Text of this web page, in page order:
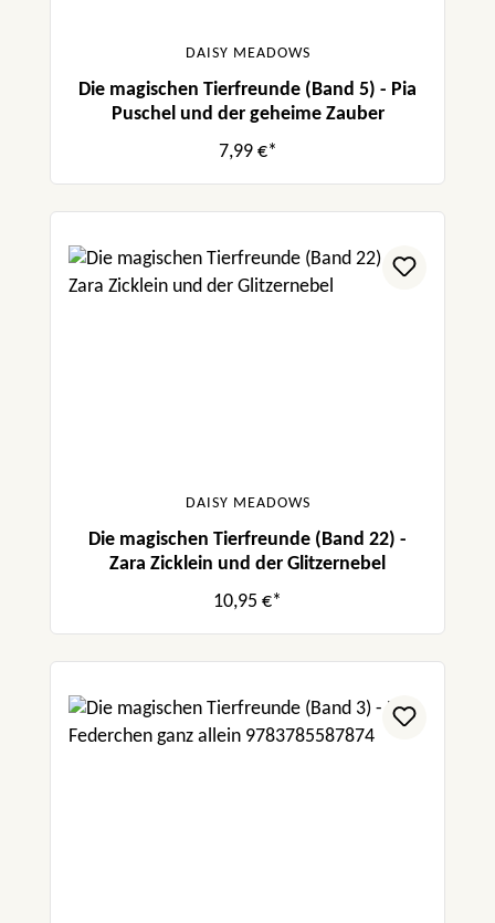
DAISY MEADOWS
Die magischen Tierfreunde (Band 5) - Pia
Puschel und der geheime Zauber
7,99 €*
DAISY MEADOWS
Die magischen Tierfreunde (Band 22) -
Zara Zicklein und der Glitzernebel
10,95 €*